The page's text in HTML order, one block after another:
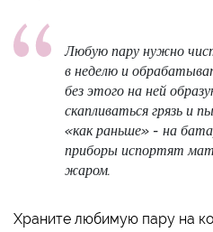
Любую пару нужно
в неделю и
без этого на ней
скапливаться грязь и
«как раньше» - на
приборы испортят
жаром.
Храните любимую пару на